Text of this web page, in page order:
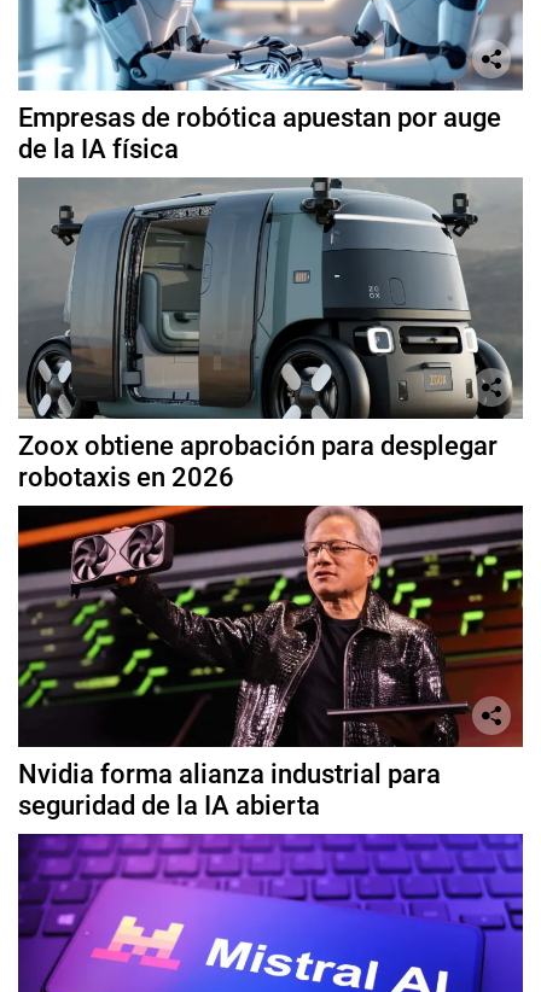
Empresas de robótica apuestan por auge
de la IA física
Zoox obtiene aprobación para desplegar
robotaxis en 2026
Nvidia forma alianza industrial para
seguridad de la IA abierta